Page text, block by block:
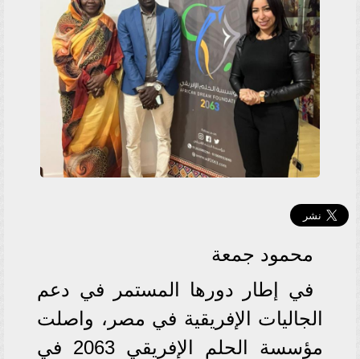
محمود جمعة
في إطار دورها المستمر في دعم
الجاليات الإفريقية في مصر، واصلت
مؤسسة الحلم الإفريقي 2063 في